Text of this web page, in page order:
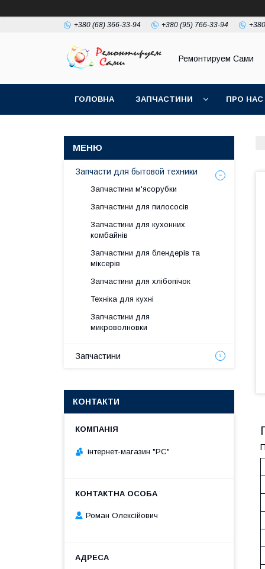
+380 (68) 366-33-94 +380 (95) 766-33-94
Ремонтируем Сами
ГОЛОВНА ЗАПЧАСТИНИ ПРО НАС
Запчасти для бытовой техники
Запчастини м'ясорубки
Запчастини для пилососів
Запчастини для кухонних
комбайнів
Запчастини для блендерів та
міксерів
Запчастини для хлібопічок
Техніка для кухні
Запчастини для
микроволновки
Запчастини
КОНТАКТИ
інтернет-магазин "РС"
Роман Олексійович